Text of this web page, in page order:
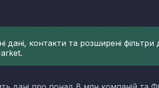
контакти та розширені фільтри